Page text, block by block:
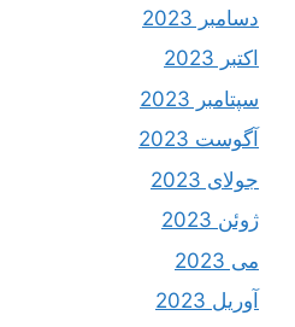
دسامبر 2023
اکتبر 2023
سپتامبر 2023
آگوست 2023
جولای 2023
ژوئن 2023
می 2023
آوریل 2023